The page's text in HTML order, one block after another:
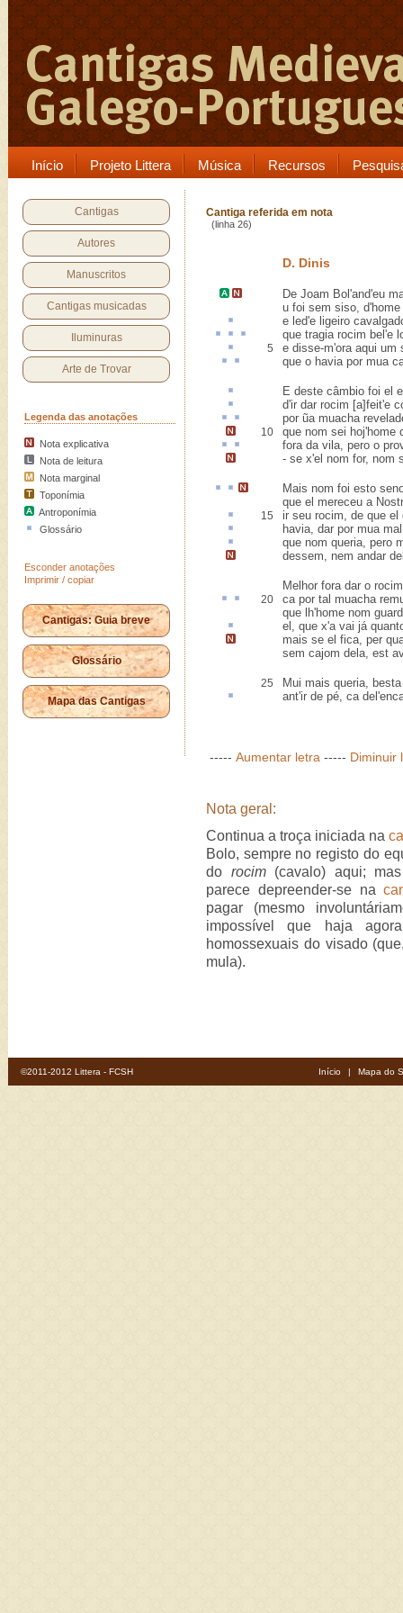
Início Projeto Littera Música Recursos
Cantigas
Autores
Manuscritos
Cantigas musicadas
Iluminuras
Arte de Trovar
Legenda das anotações
Nota explicativa
Nota de leitura
Nota marginal
Toponímia
Antroponímia
Glossário
Esconder anotações
Imprimir / copiar
Cantigas: Guia breve
Glossário
Mapa das Cantigas
Cantiga referida em nota
(linha 26)
D. Dinis
De Joam Bol'and'eu
u foi sem siso,
e led'e ligeiro
que tragia rocim bel'e
5
e disse-m'ora aqui um
que o havia por mua
E deste câmbio foi el
d'ir dar rocim [a]feit'e
por ũa muacha
10 que nom sei hoj'home
fora da vila, pero o
- se x'el nom for, nom
Mais nom foi esto
que el mereceu a
15
ir seu rocim, de que
havia, dar por mua
que nom queria, pero
dessem, nem andar
Melhor fora dar o
20 capor tal muacha
que lh'home nom
el, que x'a vai já
mais se el fica, per
sem cajom dela, est
25
Mui mais queria,
ant'ir de pé, ca
----- Aumentar letra ----- Diminuir
Nota geral:
Continua a troça iniciada na
Bolo, sempre no registo do
do rocim(cavalo) aqui; mas
parece depreender-se na
pagar (mesmo
impossível que haja
homossexuais do visado
mula).
©2011-2012 Littera - FCSH Início | Mapa do